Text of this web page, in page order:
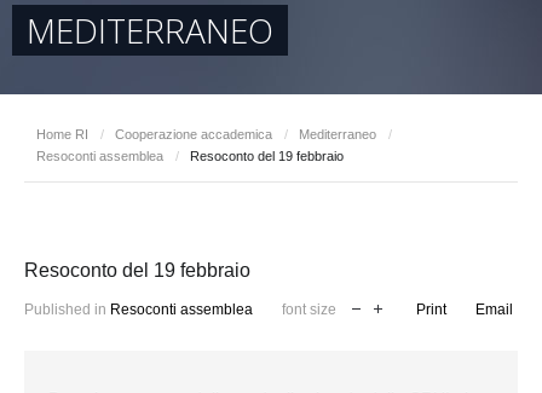
MEDITERRANEO
Home RI / Cooperazione accademica / Mediterraneo
/
Resoconti assemblea
/ Resoconto del 19 febbraio
Resoconto del 19 febbraio
Published in Resoconti assemblea font size Print Email